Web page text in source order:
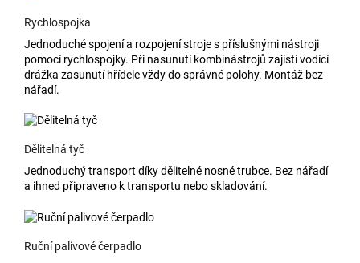
Rychlospojka
Jednoduché spojení a rozpojení stroje s příslušnými nástroji
pomocí rychlospojky. Při nasunutí kombinástrojů zajistí vodící
drážka zasunutí hřídele vždy do správné polohy. Montáž bez
nářadí.
Dělitelná tyč
Jednoduchý transport díky dělitelné nosné trubce. Bez nářadí
a ihned připraveno k transportu nebo skladování.
Ruční palivové čerpadlo